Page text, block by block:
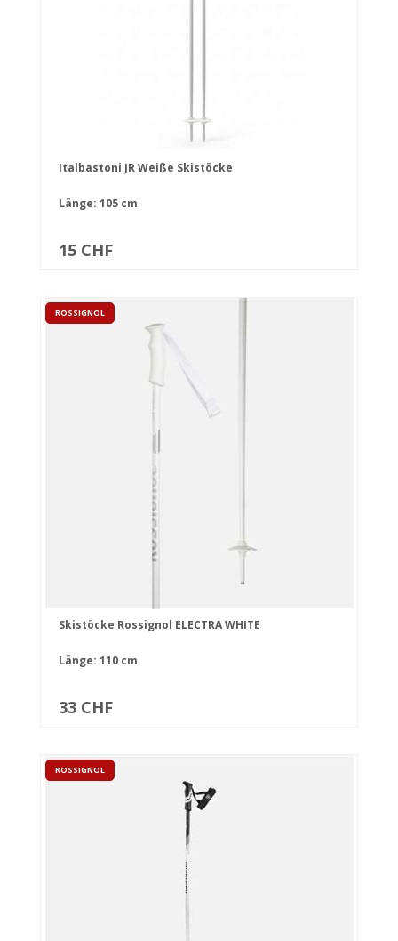
Italbastoni JR Weiße Skistöcke
Länge: 105 cm
15 CHF
ROSSIGNOL
Skistöcke Rossignol ELECTRA WHITE
Länge: 110 cm
33 CHF
ROSSIGNOL